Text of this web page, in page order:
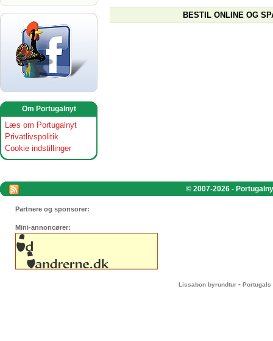
Om Portugalnyt
Læs om Portugalnyt
Privatlivspolitik
Cookie indstillinger
BESTIL ONLINE OG
© 2007-2026 -
Partnere og sponsorer:
Mini-annoncører:
Lissabon byrundtur - Portugals